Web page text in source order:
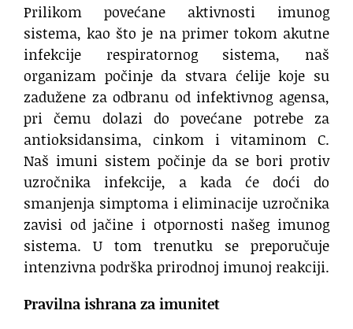
Prilikom povećane aktivnosti imunog
sistema, kao što je na primer tokom akutne
infekcije respiratornog sistema, naš
organizam počinje da stvara ćelije koje su
zadužene za odbranu od infektivnog agensa,
pri čemu dolazi do povećane potrebe za
antioksidansima, cinkom i vitaminom C.
Naš imuni sistem počinje da se bori protiv
uzročnika infekcije, a kada će doći do
smanjenja simptoma i eliminacije uzročnika
zavisi od jačine i otpornosti našeg imunog
sistema. U tom trenutku se preporučuje
intenzivna podrška prirodnoj imunoj reakciji.
Pravilna ishrana za imunitet